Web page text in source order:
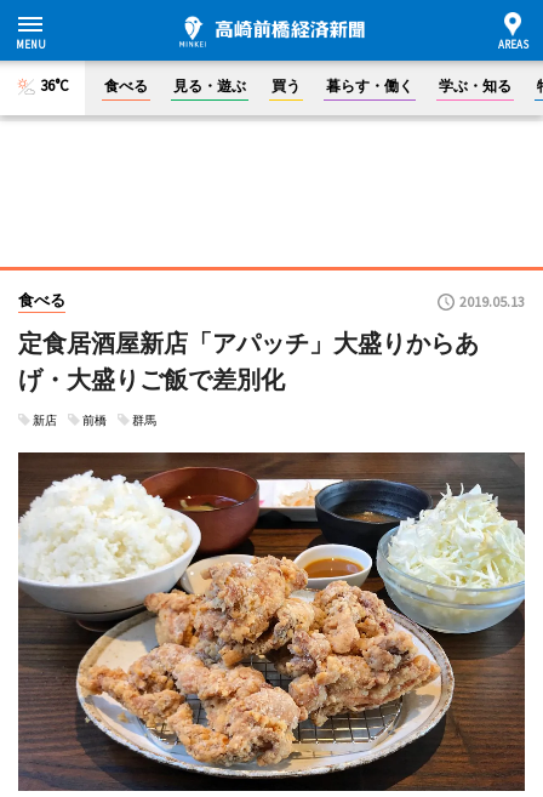
36°C 食べる 見る・遊ぶ 買う 暮らす・働く 学ぶ・知る
食べる 2019.05.13
定食居酒屋新店「アパッチ」大盛りからあ
げ・大盛りご飯で差別化
新店 前橋 群馬